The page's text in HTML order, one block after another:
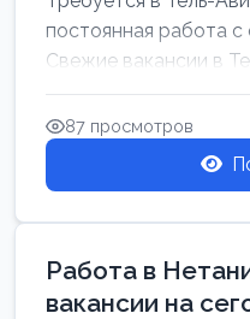
постоянная работа
Свежие вакансии в
женщин от хозя...
87 просмотров
Работа в
вакансии на